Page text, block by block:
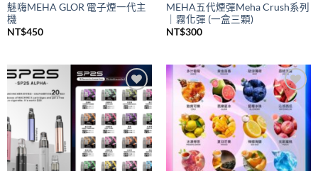
魅嗨MEHA GLOR 電子煙一代主
機
NT$450
MEHA五代煙彈Meha Crush系列
｜霧化彈 (一盒三顆)
NT$300
Add to
wishlist
Add to
wishlist